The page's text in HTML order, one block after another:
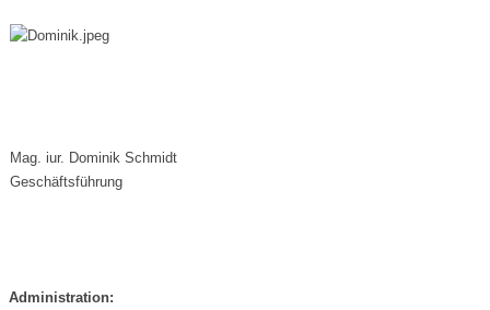
Mag. iur. Dominik Schmidt
Geschäftsführung
Administration: